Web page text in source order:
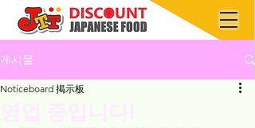
게시물
Noticeboard 掲示板